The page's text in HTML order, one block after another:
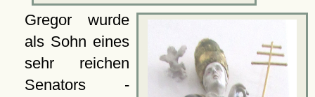
Gregor wurde
als Sohn eines
sehr reichen
Senators -